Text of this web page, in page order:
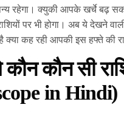
रहेगा। क्युकी आपके खर्चे बढ़
पर भी होगा। अब ये देखने
क्या कह रही आपकी इस हफ्ते की
कौन सी
in Hindi)